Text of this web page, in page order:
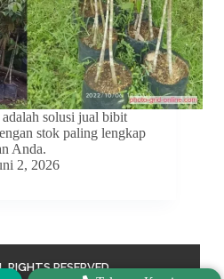
solusi jual bibit
stok paling lengkap
Anda.
2, 2026
RESERVED